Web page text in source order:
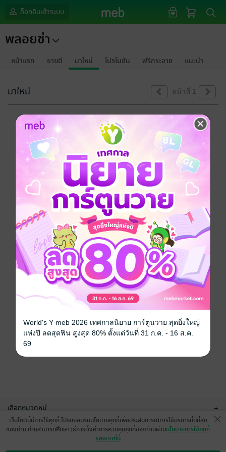
ล็อกอินเข้าระบบ
พลอยซ่า
หน้าแรก ขายดี มาใหม่ โปรโมชัน ฟรีกระจาย แนะนำ
มาใหม่ หน้าที่ 1
ขออภัยด้วยนะคะ
ไม่พบข้อมูลในหัวข้อที่คุณกำลังชมค่ะ
เลือกหมวดหมู่ +
บริการช่วยเหลือ
เว็บไซต์นี้มีการใช้คุกกี้ โปรดยอมรับนโยบายคุกกี้เพื่อประสบการณ์การใช้บริการที่ดีที่สุด
ของท่าน ท่านสามารถศึกษาวิธีการตั้งค่าการควบคุมคุกกี้ของท่านผ่านนโยบายการใช้คุกกี้
ของเราที่นี่
World's Y meb 2026 เทศกาลนิยาย การ์ตูนวาย สุดยิ่งใหญ่
แห่งปี ลดสุดฟิน สูงสุด 80% ตั้งแต่วันที่ 31 ก.ค. - 16 ส.ค.
69